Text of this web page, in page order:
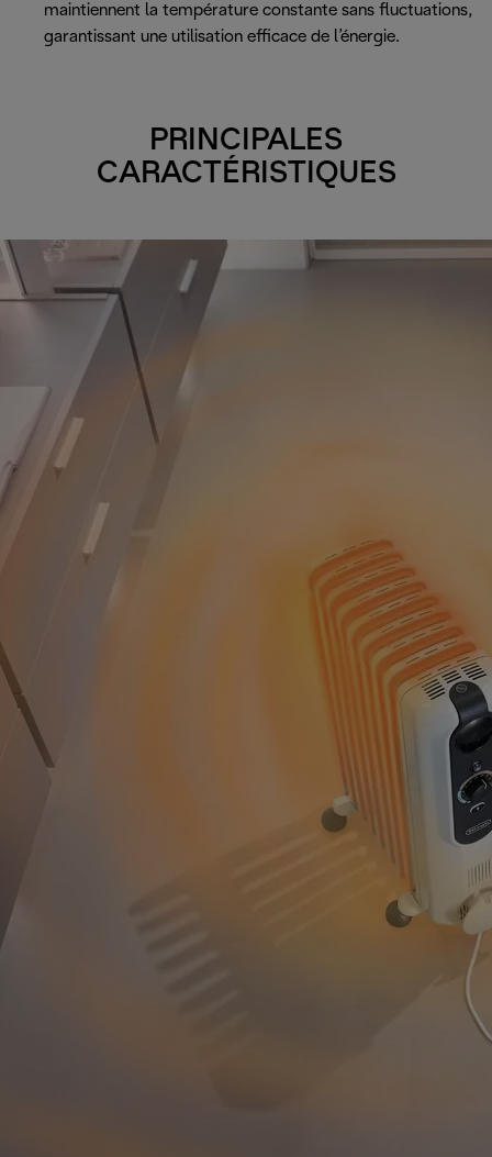
maintiennent la température constante sans fluctuations,
garantissant une utilisation efficace de l’énergie.
PRINCIPALES
CARACTÉRISTIQUES